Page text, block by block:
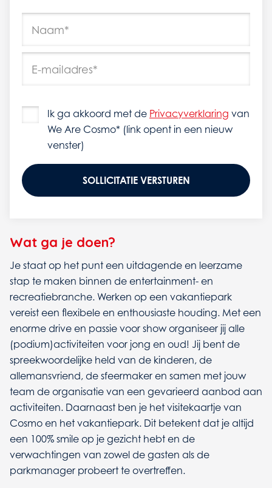
Ik ga akkoord met de Privacyverklaring van
We Are Cosmo* (link opent in een nieuw
venster)
Wat ga je doen?
Je staat op het punt een uitdagende en leerzame
stap te maken binnen de entertainment- en
recreatiebranche. Werken op een vakantiepark
vereist een flexibele en enthousiaste houding. Met een
enorme drive en passie voor show organiseer jij alle
(podium)activiteiten voor jong en oud! Jij bent de
spreekwoordelijke held van de kinderen, de
allemansvriend, de sfeermaker en samen met jouw
team de organisatie van een gevarieerd aanbod aan
activiteiten. Daarnaast ben je het visitekaartje van
Cosmo en het vakantiepark. Dit betekent dat je altijd
een 100% smile op je gezicht hebt en de
verwachtingen van zowel de gasten als de
parkmanager probeert te overtreffen.